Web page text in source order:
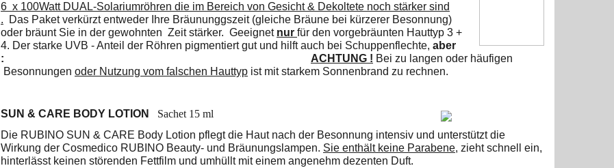
6 x 100Watt DUAL-Solariumröhren die im Bereich von Gesicht & Dekoltete noch stärker sind
. Das Paket verkürzt entweder Ihre Bräununggszeit (gleiche Bräune bei kürzerer Besonnung)
oder bräunt Sie in der gewohnten Zeit stärker. Geeignet nur für den vorgebräunten Hauttyp 3 +
4. Der starke UVB - Anteil der Röhren pigmentiert gut und hilft auch bei Schuppenflechte, aber
:
ACHTUNG ! Bei zu langen oder häufigen
Besonnungen oder Nutzung vom falschen Hauttyp ist mit starkem Sonnenbrand zu rechnen.
SUN & CARE BODY LOTION
Sachet 15 ml
Die RUBINO SUN & CARE Body Lotion pflegt die Haut nach der Besonnung intensiv und unterstützt die
Wirkung der Cosmedico RUBINO Beauty- und Bräunungslampen. Sie enthält keine Parabene, zieht schnell ein,
hinterlässt keinen störenden Fettfilm und umhüllt mit einem angenehm dezenten Duft.